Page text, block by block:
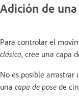
Adición de
Para controlar el
clásica, cree una capa
No es posible arrastrar
una capa de pose de